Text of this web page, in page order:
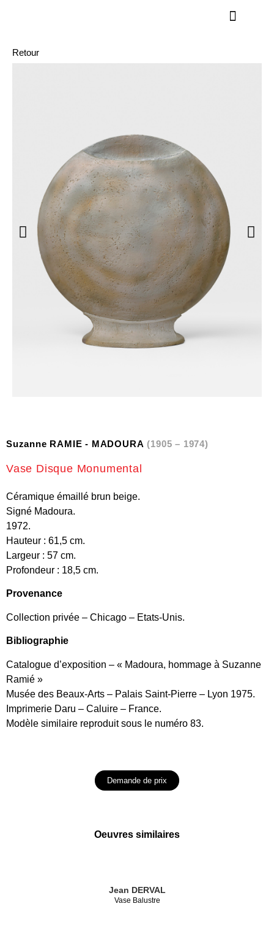
Retour
Suzanne RAMIE - MADOURA (1905 – 1974)
Vase Disque Monumental
Céramique émaillé brun beige.
Signé Madoura.
1972.
Hauteur : 61,5 cm.
Largeur : 57 cm.
Profondeur : 18,5 cm.
Provenance
Collection privée – Chicago – Etats-Unis.
Bibliographie
Catalogue d’exposition – « Madoura, hommage à Suzanne
Ramié »
Musée des Beaux-Arts – Palais Saint-Pierre – Lyon 1975.
Imprimerie Daru – Caluire – France.
Modèle similaire reproduit sous le numéro 83.
Demande de prix
Oeuvres similaires
Jean DERVAL
Vase Balustre